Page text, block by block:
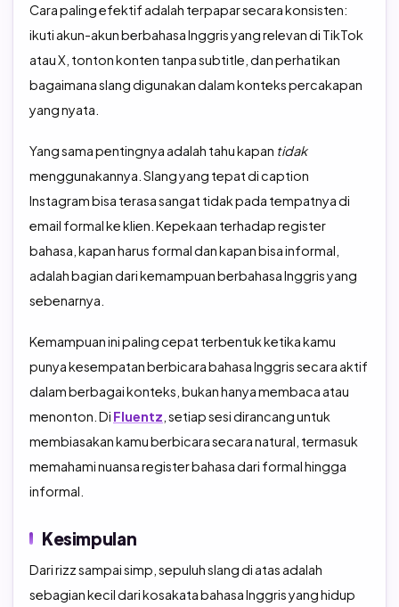
Cara paling efektif adalah terpapar secara konsisten:
ikuti akun-akun berbahasa Inggris yang relevan di TikTok
atau X, tonton konten tanpa subtitle, dan perhatikan
bagaimana slang digunakan dalam konteks percakapan
yang nyata.
Yang sama pentingnya adalah tahu kapan tidak
menggunakannya. Slang yang tepat di caption
Instagram bisa terasa sangat tidak pada tempatnya di
email formal ke klien. Kepekaan terhadap register
bahasa, kapan harus formal dan kapan bisa informal,
adalah bagian dari kemampuan berbahasa Inggris yang
sebenarnya.
Kemampuan ini paling cepat terbentuk ketika kamu
punya kesempatan berbicara bahasa Inggris secara aktif
dalam berbagai konteks, bukan hanya membaca atau
menonton. Di Fluentz , setiap sesi dirancang untuk
membiasakan kamu berbicara secara natural, termasuk
memahami nuansa register bahasa dari formal hingga
informal.
Kesimpulan
Dari rizz sampai simp, sepuluh slang di atas adalah
sebagian kecil dari kosakata bahasa Inggris yang hidup